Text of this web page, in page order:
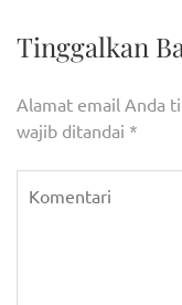
Tinggalkan
Alamat email Anda
wajib ditandai *